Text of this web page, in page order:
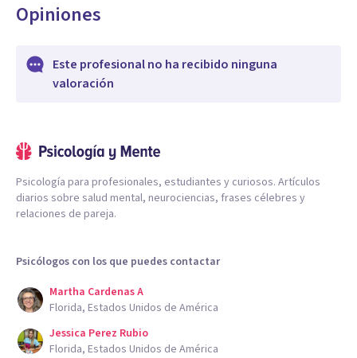
Opiniones
Este profesional no ha recibido ninguna
valoración
Psicología para profesionales, estudiantes y curiosos. Artículos
diarios sobre salud mental, neurociencias, frases célebres y
relaciones de pareja.
Psicólogos con los que puedes contactar
Martha Cardenas A
Florida, Estados Unidos de América
Jessica Perez Rubio
Florida, Estados Unidos de América